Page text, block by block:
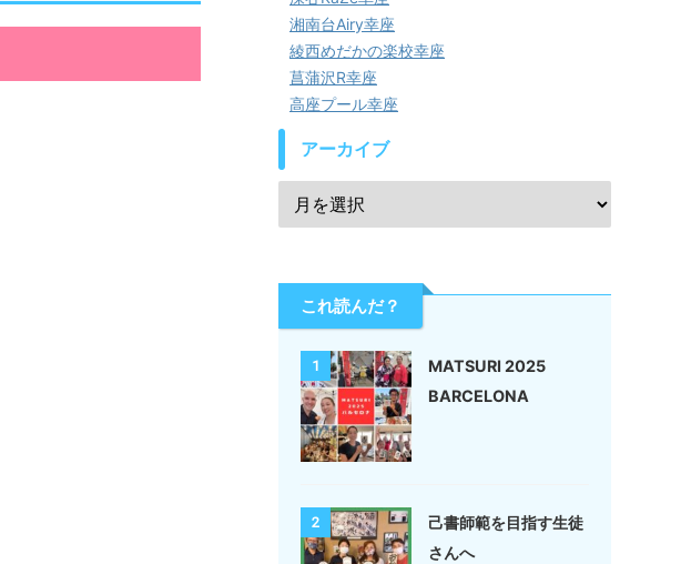
湘南台Airy幸座
綾西めだかの楽校幸座
菖蒲沢R幸座
高座プール幸座
アーカイブ
これ読んだ？
1
MATSURI 2025
BARCELONA
2
己書師範を目指す生徒
さんへ